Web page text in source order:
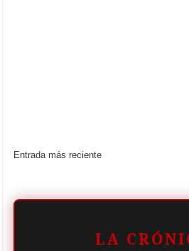
Entrada más reciente
LA